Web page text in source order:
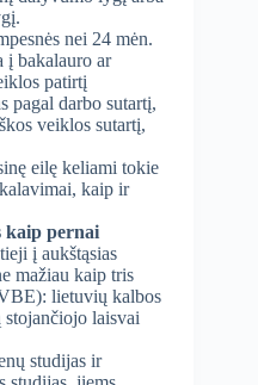
nei 24 mėn.
į bakalauro ar
patirtį
pagal darbo sutartį,
veiklos sutartį,
eilę keliami tokie
kaip ir
kaip pernai
į aukštąsias
mažiau kaip tris
lietuvių kalbos
laisvai
studijas ir